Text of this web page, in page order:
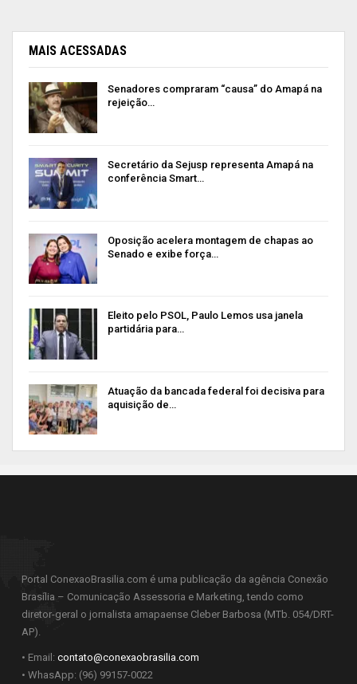
MAIS ACESSADAS
Senadores compraram “causa” do Amapá na
rejeição…
Secretário da Sejusp representa Amapá na
conferência Smart…
Oposição acelera montagem de chapas ao
Senado e exibe força…
Eleito pelo PSOL, Paulo Lemos usa janela
partidária para…
Atuação da bancada federal foi decisiva para
aquisição de…
Portal ConexaoBrasilia.com é uma publicação da agência Conexão
Brasília – Comunicação Assessoria e Marketing, tendo como
diretor-geral o jornalista amapaense Cleber Barbosa (MTb. 054/DRT-
AP).
• Email: contato@conexaobrasilia.com
• WhasApp: (96) 99157-0022